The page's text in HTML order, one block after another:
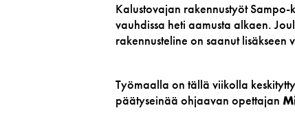
Kalustovajan rakennustyöt
vauhdissa heti aamusta alkaen.
rakennusteline on saanut lisäkseen
Työmaalla on tällä viikolla
päätyseinää ohjaavan opettajan